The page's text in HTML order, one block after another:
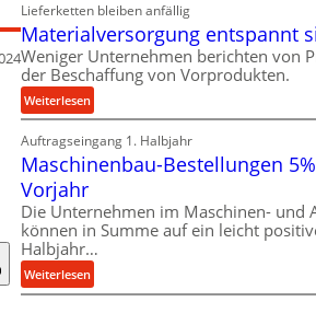
Lieferketten bleiben anfällig
Materialversorgung entspannt
Weniger Unternehmen berichten von
der Beschaffung von Vorprodukten.
Weiterlesen:
M
a
t
i
l
v
Auftragseingang 1. Halbjahr
Maschinenbau-Bestellungen
Vorjahr
Die Unternehmen im Maschinen- und
können in Summe auf ein leicht
Halbjahr…
Weiterlesen:
M